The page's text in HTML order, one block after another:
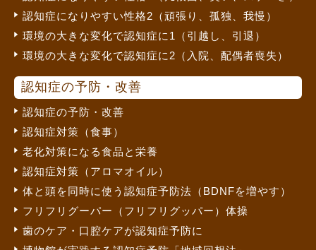
認知症になりやすい性格2（頑張り、孤独、我慢）
環境の大きな変化で認知症に1（引越し、引退）
環境の大きな変化で認知症に2（入院、配偶者喪失）
認知症の予防・改善
認知症の予防・改善
認知症対策（食事）
老化対策になる食品と栄養
認知症対策（アロマオイル）
体と頭を同時に使う認知症予防法（BDNFを増やす）
フリフリグーパー（フリフリグッパー）体操
歯のケア・口腔ケアが認知症予防に